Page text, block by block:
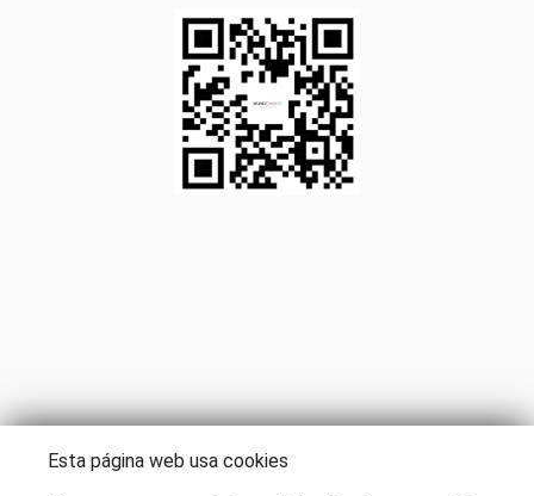
Esta página web usa cookies